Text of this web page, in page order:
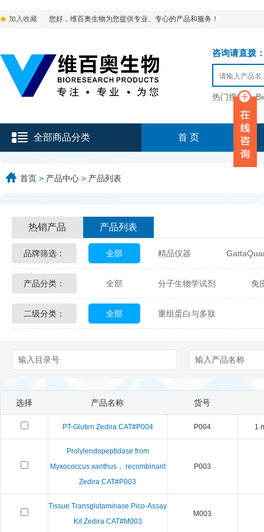
加入收藏 您好，维百奥生物为您提供专业、专心的产品和服务！
咨询请直拨
热门搜索：
全部商品分类 首 页
首页 > 产品中心 > 产品列表
热销产品 产品列表
品牌筛选： 全部 精品仪器
Glycon Biochem Sterlitech
Echelon Biosciences
Biotez Berlin Diametra
Berry & Associates Zedira
LGC Maine Standards
产品分类： 全部 分子生物学试剂 免
化学及生物化学试剂
二级分类： 全部 重组蛋白与多肽
选择 产品名称 货号
PT-Gluten Zedira CAT#P004 P004 1
Prolylendopeptidase from
Myxococcus xanthus， recombinant
Zedira CAT#P003
P003
Tissue Transglutaminase Pico-Assay
Kit Zedira CAT#M003
M003